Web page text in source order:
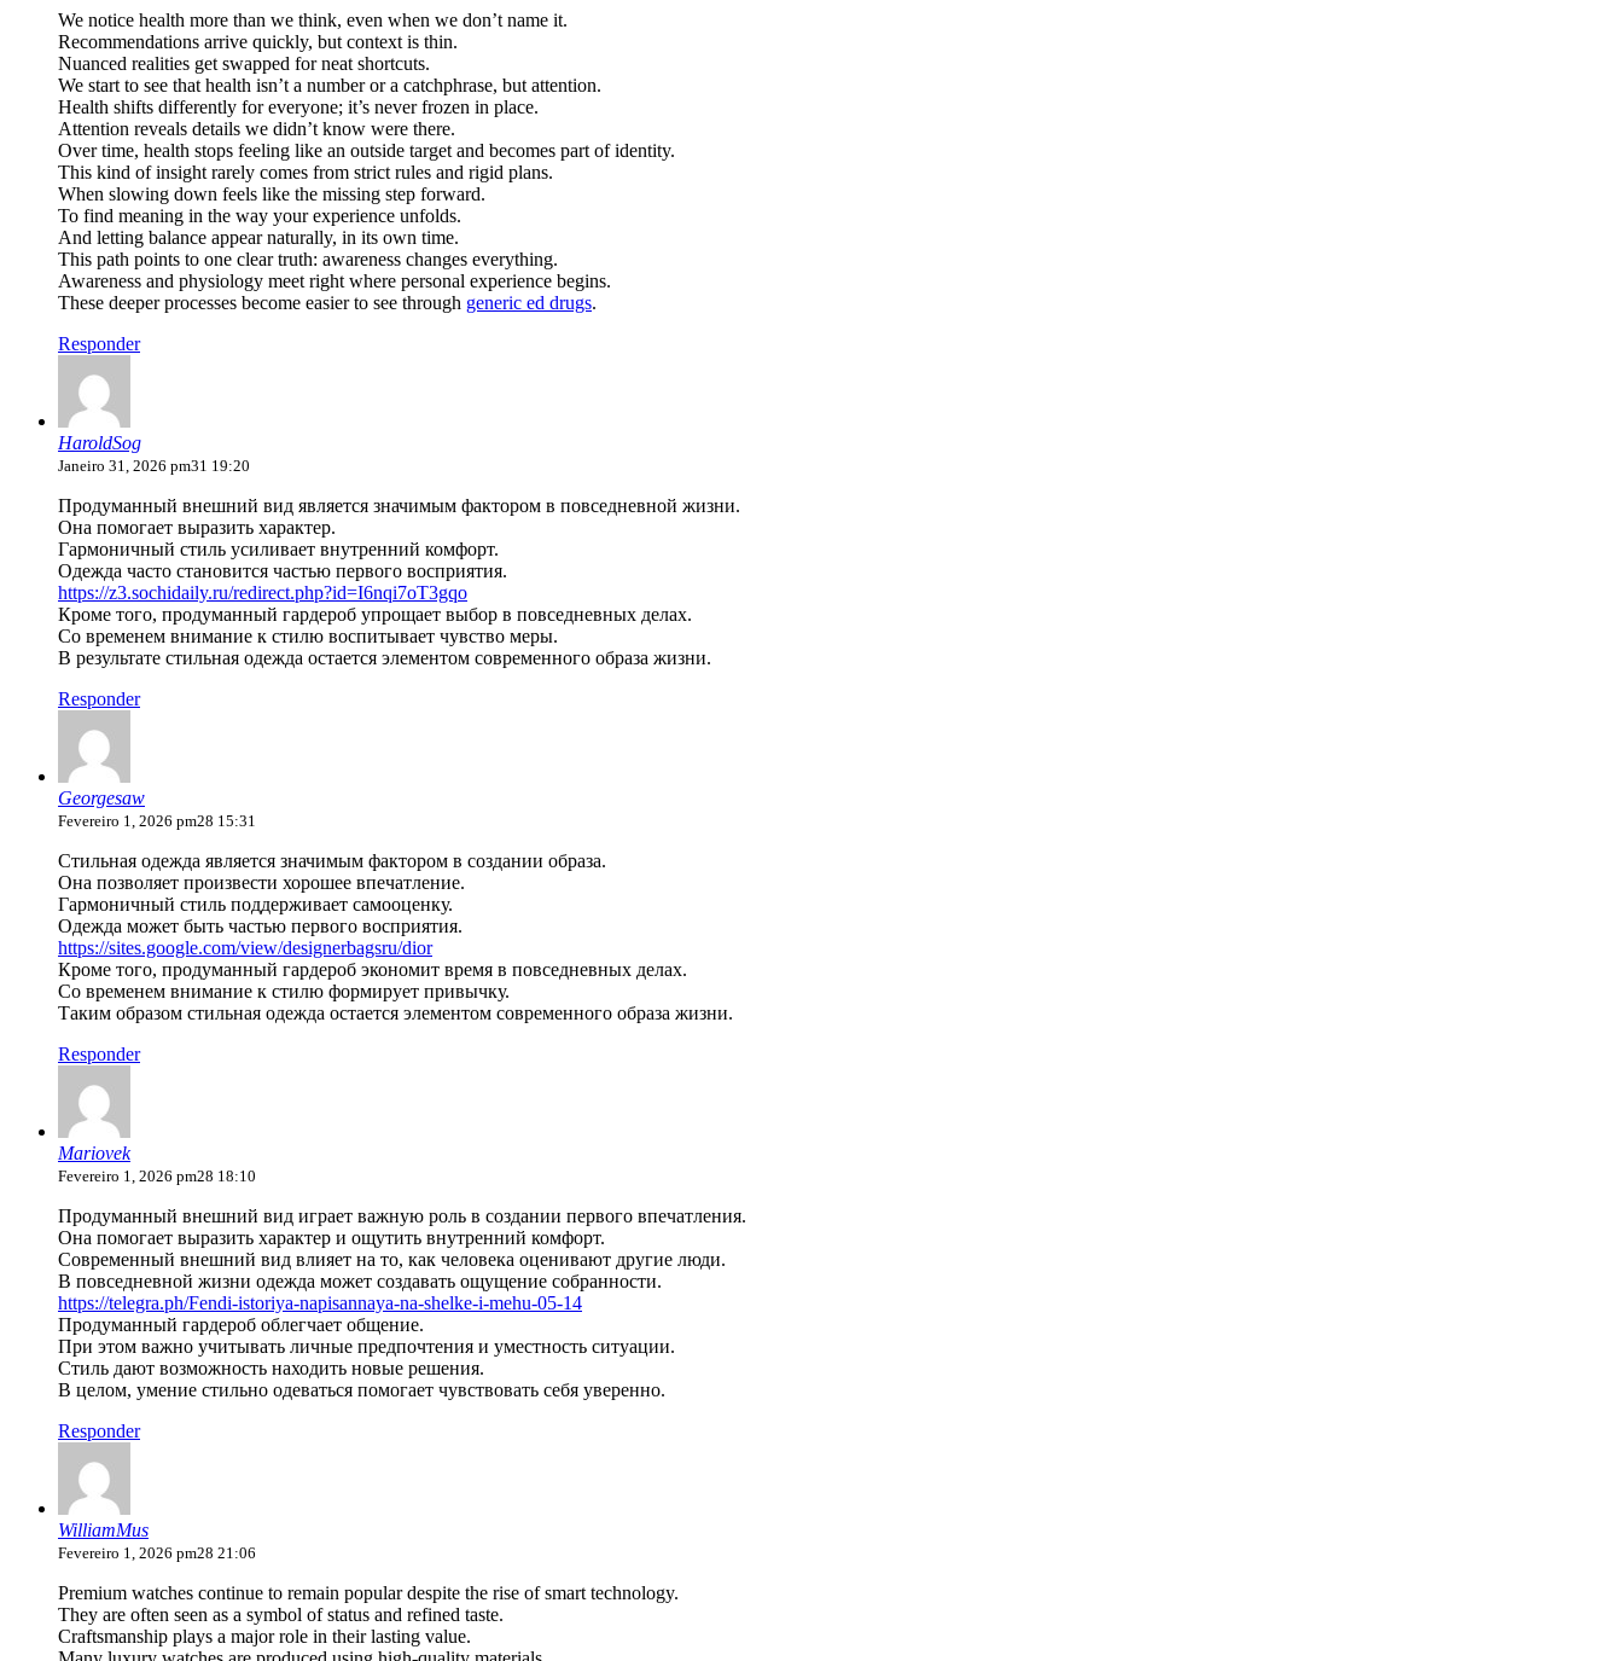
We notice health more than we think, even when we don’t name it.
Recommendations arrive quickly, but context is thin.
Nuanced realities get swapped for neat shortcuts.
We start to see that health isn’t a number or a catchphrase, but attention.
Health shifts differently for everyone; it’s never frozen in place.
Attention reveals details we didn’t know were there.
Over time, health stops feeling like an outside target and becomes part of identity.
This kind of insight rarely comes from strict rules and rigid plans.
When slowing down feels like the missing step forward.
To find meaning in the way your experience unfolds.
And letting balance appear naturally, in its own time.
This path points to one clear truth: awareness changes everything.
Awareness and physiology meet right where personal experience begins.
These deeper processes become easier to see through generic ed drugs.
Responder
HaroldSog
Janeiro 31, 2026 pm31 19:20
Продуманный внешний вид является значимым фактором в повседневной жизни.
Она помогает выразить характер.
Гармоничный стиль усиливает внутренний комфорт.
Одежда часто становится частью первого восприятия.
https://z3.sochidaily.ru/redirect.php?id=I6nqi7oT3gqo
Кроме того, продуманный гардероб упрощает выбор в повседневных делах.
Со временем внимание к стилю воспитывает чувство меры.
В результате стильная одежда остается элементом современного образа жизни.
Responder
Georgesaw
Fevereiro 1, 2026 pm28 15:31
Стильная одежда является значимым фактором в создании образа.
Она позволяет произвести хорошее впечатление.
Гармоничный стиль поддерживает самооценку.
Одежда может быть частью первого восприятия.
https://sites.google.com/view/designerbagsru/dior
Кроме того, продуманный гардероб экономит время в повседневных делах.
Со временем внимание к стилю формирует привычку.
Таким образом стильная одежда остается элементом современного образа жизни.
Responder
Mariovek
Fevereiro 1, 2026 pm28 18:10
Продуманный внешний вид играет важную роль в создании первого впечатления.
Она помогает выразить характер и ощутить внутренний комфорт.
Современный внешний вид влияет на то, как человека оценивают другие люди.
В повседневной жизни одежда может создавать ощущение собранности.
https://telegra.ph/Fendi-istoriya-napisannaya-na-shelke-i-mehu-05-14
Продуманный гардероб облегчает общение.
При этом важно учитывать личные предпочтения и уместность ситуации.
Стиль дают возможность находить новые решения.
В целом, умение стильно одеваться помогает чувствовать себя уверенно.
Responder
WilliamMus
Fevereiro 1, 2026 pm28 21:06
Premium watches continue to remain popular despite the rise of smart technology.
They are often seen as a symbol of status and refined taste.
Craftsmanship plays a major role in their lasting value.